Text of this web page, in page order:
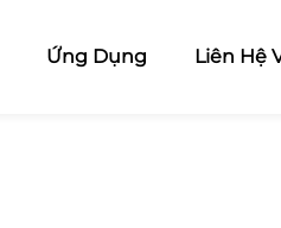
Ứng Dụng Liên Hệ